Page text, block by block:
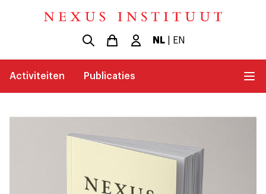
NL| EN
Activiteiten Publicaties